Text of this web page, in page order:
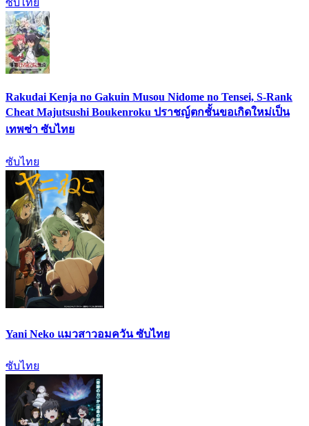
ซับไทย
Rakudai Kenja no Gakuin Musou Nidome no Tensei, S-Rank
Cheat Majutsushi Boukenroku ปราชญ์ตกชั้นขอเกิดใหม่เป็น
เทพซ่า ซับไทย
ซับไทย
Yani Neko แมวสาวอมควัน ซับไทย
ซับไทย